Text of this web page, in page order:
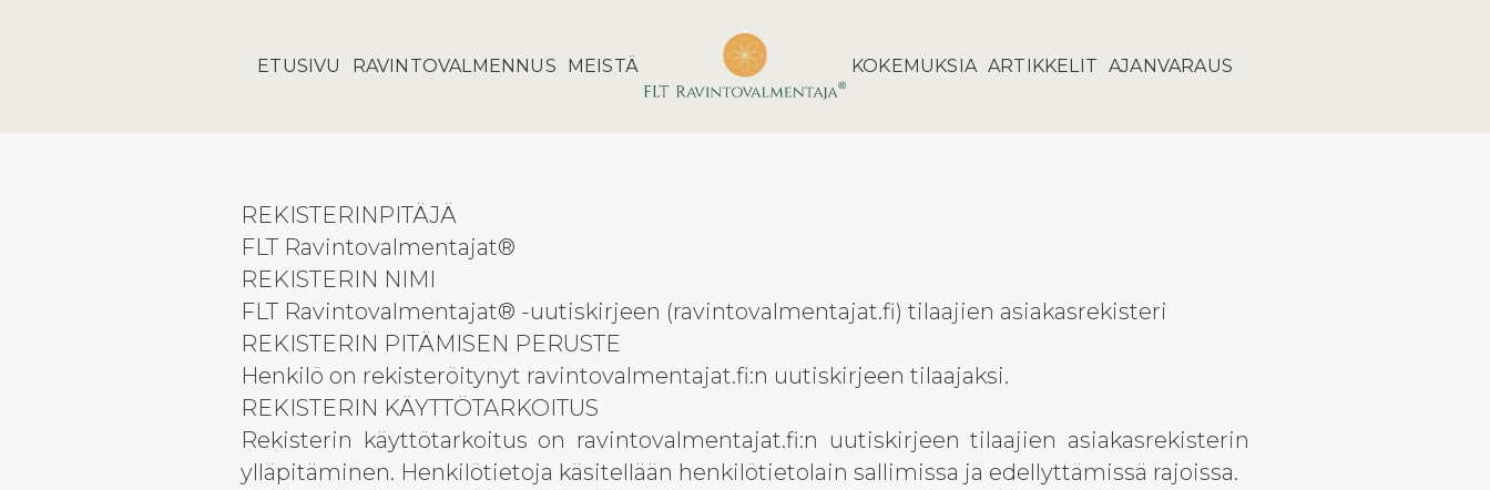
ETUSIVU RAVINTOVALMENNUS MEISTÄ KOKEMUKSIA ARTIKKELIT AJANVARAUS
REKISTERINPITÄJÄ
FLT Ravintovalmentajat®
REKISTERIN NIMI
FLT Ravintovalmentajat® -uutiskirjeen (ravintovalmentajat.fi) tilaajien asiakasrekisteri
REKISTERIN PITÄMISEN PERUSTE
Henkilö on rekisteröitynyt ravintovalmentajat.fi:n uutiskirjeen tilaajaksi.
REKISTERIN KÄYTTÖTARKOITUS
Rekisterin käyttötarkoitus on ravintovalmentajat.fi:n uutiskirjeen tilaajien asiakasrekisterin
ylläpitäminen. Henkilötietoja käsitellään henkilötietolain sallimissa ja edellyttämissä rajoissa.